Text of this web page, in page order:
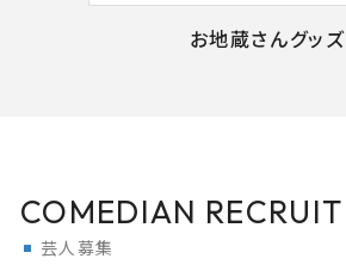
お地蔵さんグッズ
COMEDIAN RECRUIT
芸人募集